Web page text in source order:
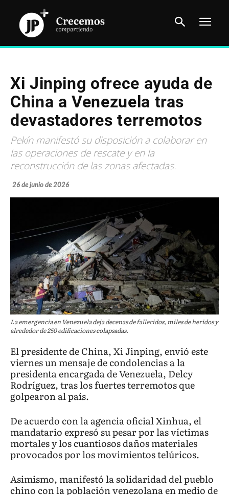
Xi Jinping ofrece ayuda de
China a Venezuela tras
devastadores terremotos
Pekín manifestó su disposición a colaborar en
las operaciones de rescate y en la
reconstrucción de las zonas afectadas.
26 de junio de 2026
La emergencia en Venezuela deja decenas de fallecidos, miles de heridos y
alrededor de 250 edificaciones colapsadas.
El presidente de China, Xi Jinping, envió este
viernes un mensaje de condolencias a la
presidenta encargada de Venezuela, Delcy
Rodríguez, tras los fuertes terremotos que
golpearon al país.
De acuerdo con la agencia oficial Xinhua, el
mandatario expresó su pesar por las víctimas
mortales y los cuantiosos daños materiales
provocados por los movimientos telúricos.
Asimismo, manifestó la solidaridad del pueblo
chino con la población venezolana en medio de